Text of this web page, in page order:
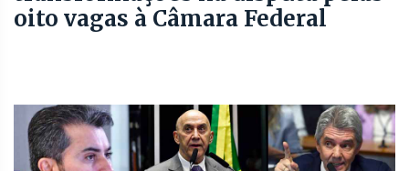
oito vagas à Câmara Federal